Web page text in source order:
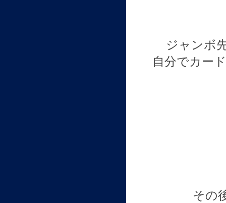
ジャンボ
自分でカー
その